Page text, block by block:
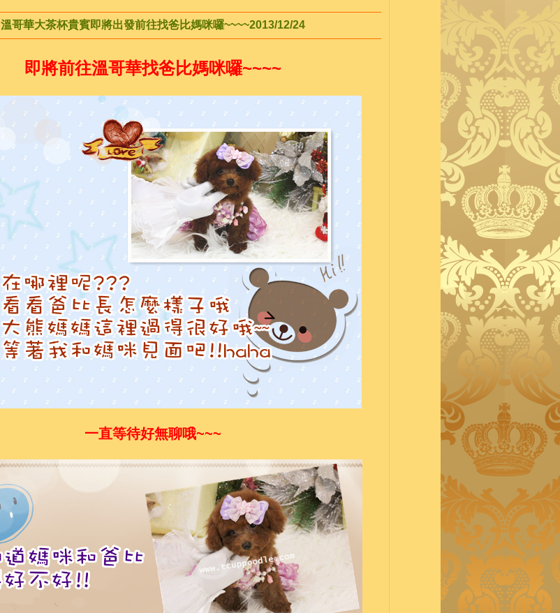
溫哥華大茶杯貴賓即將出發前往找爸比媽咪囉~~~~2013/12/24
即將前往溫哥華找爸比媽咪囉~~~~
一直等待好無聊哦~~~